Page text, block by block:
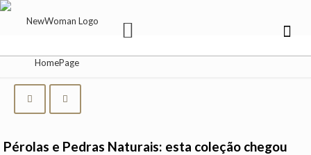
Pérolas e Pedras Naturais: esta coleção chegou